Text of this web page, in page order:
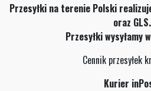
Przesyłki na terenie Polski
oraz GLS.
Przesyłki wysyłamy
Cennik przesyłek
Kurier